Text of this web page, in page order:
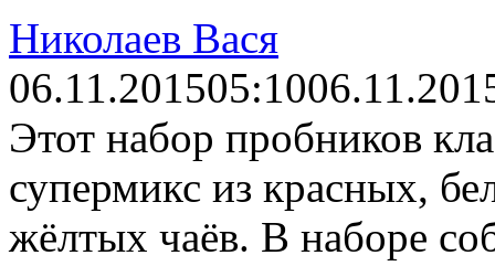
Ηиколаев Вася
06.11.201505:10
Этот набор пробников
супермикс из красных,
жёлтых чаёв. В наборе